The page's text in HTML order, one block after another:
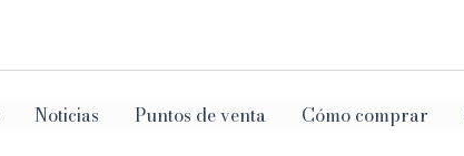
Noticias Puntos de venta Cómo comprar